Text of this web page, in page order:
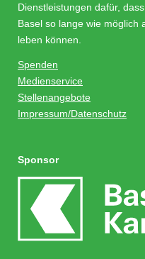
Dienstleistungen dafür,
Basel so lange wie möglich
leben können.
Spenden
Medienservice
Stellenangebote
Impressum/Datenschutz
Sponsor